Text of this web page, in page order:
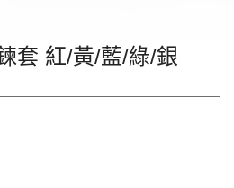
套 紅/黃/藍/綠/銀